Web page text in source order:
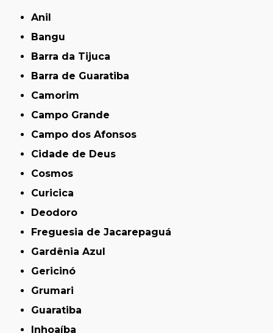
Anil
Bangu
Barra da Tijuca
Barra de Guaratiba
Camorim
Campo Grande
Campo dos Afonsos
Cidade de Deus
Cosmos
Curicica
Deodoro
Freguesia de Jacarepaguá
Gardênia Azul
Gericinó
Grumari
Guaratiba
Inhoaíba